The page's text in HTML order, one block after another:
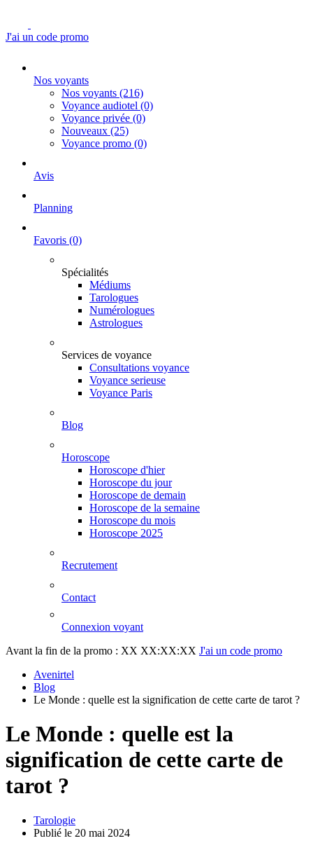
J'ai un code promo
Nos voyants
Nos voyants (216)
Voyance audiotel (0)
Voyance privée (0)
Nouveaux (25)
Voyance promo (0)
Avis
Planning
Favoris (0)
Spécialités
Médiums
Tarologues
Numérologues
Astrologues
Services de voyance
Consultations voyance
Voyance serieuse
Voyance Paris
Blog
Horoscope
Horoscope d'hier
Horoscope du jour
Horoscope de demain
Horoscope de la semaine
Horoscope du mois
Horoscope 2025
Recrutement
Contact
Connexion voyant
Avant la fin de la promo : XX XX:XX:XX J'ai un code promo
Avenirtel
Blog
Le Monde : quelle est la signification de cette carte de tarot ?
Le Monde : quelle est la
signification de cette carte de
tarot ?
Tarologie
Publié le 20 mai 2024